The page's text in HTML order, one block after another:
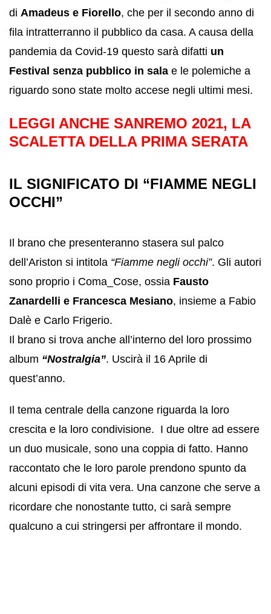
di Amadeus e Fiorello, che per il secondo anno di
fila intratterranno il pubblico da casa. A causa della
pandemia da Covid-19 questo sarà difatti un
Festival senza pubblico in sala e le polemiche a
riguardo sono state molto accese negli ultimi mesi.
LEGGI ANCHE SANREMO 2021, LA
SCALETTA DELLA PRIMA SERATA
IL SIGNIFICATO DI “FIAMME NEGLI
OCCHI”
Il brano che presenteranno stasera sul palco
dell’Ariston si intitola “Fiamme negli occhi”. Gli autori
sono proprio i Coma_Cose, ossia Fausto
Zanardelli e Francesca Mesiano, insieme a Fabio
Dalè e Carlo Frigerio.
Il brano si trova anche all’interno del loro prossimo
album “Nostralgia”. Uscirà il 16 Aprile di
quest’anno.
Il tema centrale della canzone riguarda la loro
crescita e la loro condivisione. I due oltre ad essere
un duo musicale, sono una coppia di fatto. Hanno
raccontato che le loro parole prendono spunto da
alcuni episodi di vita vera. Una canzone che serve a
ricordare che nonostante tutto, ci sarà sempre
qualcuno a cui stringersi per affrontare il mondo.